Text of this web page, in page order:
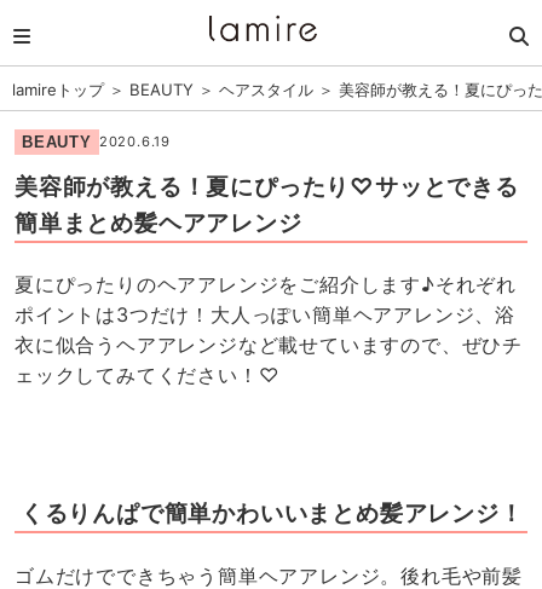
lamireトップ＞ BEAUTY ＞ ヘアスタイル ＞ 美容師が教える！夏にぴっ
BEAUTY 2020.6.19
美容師が教える！夏にぴったり♡サッとできる
簡単まとめ髪ヘアアレンジ
夏にぴったりのヘアアレンジをご紹介します♪それぞれ
ポイントは3つだけ！大人っぽい簡単ヘアアレンジ、浴
衣に似合うヘアアレンジなど載せていますので、ぜひチ
ェックしてみてください！♡
くるりんぱで簡単かわいいまとめ髪アレンジ！
ゴムだけでできちゃう簡単ヘアアレンジ。後れ毛や前髪